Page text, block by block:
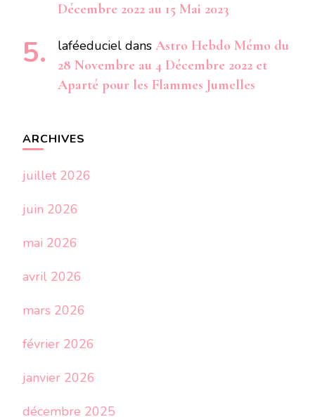
Décembre 2022 au 15 Mai 2023
laféeduciel dans Astro Hebdo Mémo du
28 Novembre au 4 Décembre 2022 et
Aparté pour les Flammes Jumelles
ARCHIVES
juillet 2026
juin 2026
mai 2026
avril 2026
mars 2026
février 2026
janvier 2026
décembre 2025